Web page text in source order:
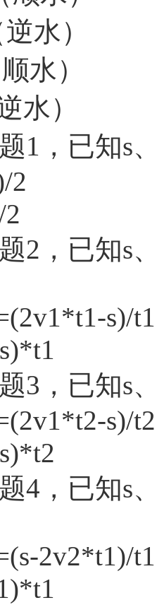
水）
水）
水）
1，已知s
2
2，已知s
s)/t1
3，已知s
s)/t2
4，已知s
2v2*t1)/t1